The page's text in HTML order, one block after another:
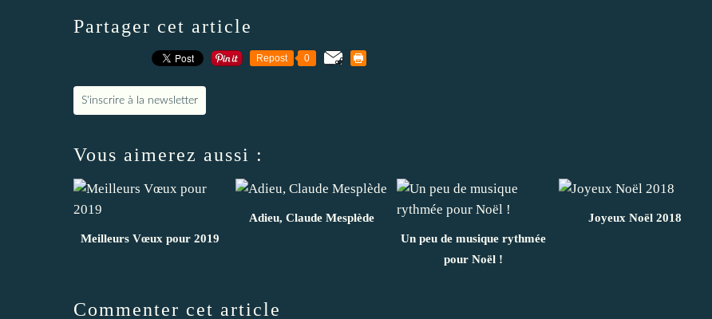
Partager cet article
Repost 0
S'inscrire à la newsletter
Vous aimerez aussi :
Meilleurs Vœux pour 2019
Adieu, Claude Mesplède
Un peu de musique rythmée
pour Noël !
Joyeux Noël 2018
Commenter cet article